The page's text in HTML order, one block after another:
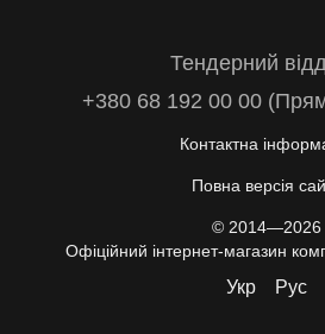
Тендерний
+380 68 192 00 00
Контактна
Повна версія
© 2014—2026
Офіційний інтернет-магазин
Укр Рус